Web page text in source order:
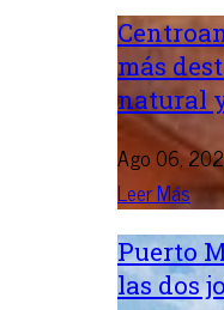
más
natural
Ago 06,
Leer Más
Puerto
las dos